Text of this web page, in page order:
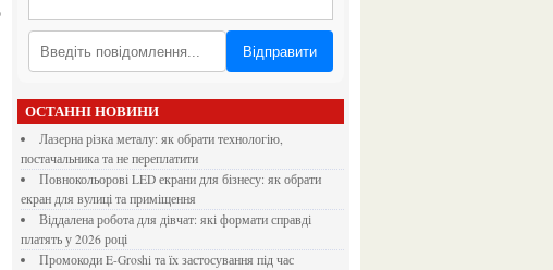
Відправити
ОСТАННІ НОВИНИ
Лазерна різка металу: як обрати технологію,
постачальника та не переплатити
Повнокольорові LED екрани для бізнесу: як обрати
екран для вулиці та приміщення
Віддалена робота для дівчат: які формати справді
платять у 2026 році
Промокоди E-Groshi та їх застосування під час